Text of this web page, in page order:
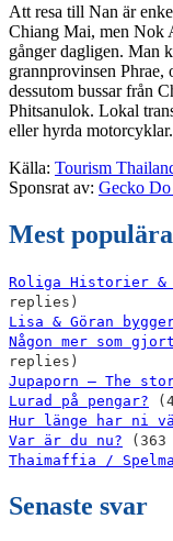
Att resa till Nan är
Chiang Mai, men Nok
gånger dagligen. Man
grannprovinsen
dessutom bussar från
Phitsanulok. Lokal
eller hyrda motorcyklar.
Källa: Tourism
Sponsrat av: Gecko
Mest
Roliga Historier &
replies)
Lisa & Göran
Någon mer som
replies)
Jupaporn – The
Lurad på pengar?
Hur länge har ni
Var är du nu?
Thaimaffia /
Senaste svar